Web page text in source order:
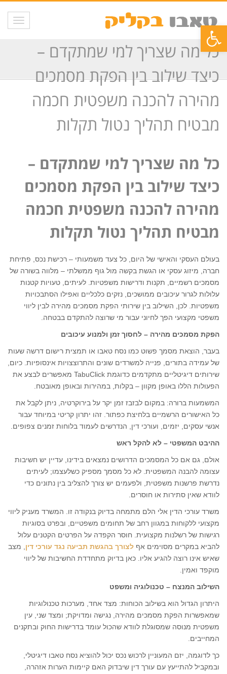
פתח סרגל נגישות
כל מה שצריך למי שמתקדם –
כיצד שילוב בין הפקת מסמכים
מהירה להכנה משפטית חכמה
מבטיח תהליך נטול תקלות
כל מה שצריך למי שמתקדם –
כיצד שילוב בין הפקת מסמכים
מהירה להכנה משפטית חכמה
מבטיח תהליך נטול תקלות
בעולם העסקי והאישי של היום, כל צעד משמעותי – רכישת נכס, פתיחת
חברה, מיזוג עסקי או הגשת בקשה מול גוף ממשלתי – מלווה בשורה של
מסמכים רשמיים, תקנות ודרישות משפטיות. לעיתים, טעויות קטנות
עלולות לגרור עיכובים ממושכים, נזקים כלכליים ואפילו הסתבכויות
משפטיות. לכן, השילוב בין שירותי הפקת מסמכים מהירה לבין ליווי
משפטי מקצועי הפך לחיוני עבור מי שרוצה להתקדם בבטחה.
הפקת מסמכים מהירה – לחסוך זמן ולמנוע עיכובים
בעבר, הוצאת מסמך פשוט כמו נסח טאבו או תמצית רישום דרשה שעות
של עמידה בתורים, פנייה למשרדים שונים והתרוצצויות אינסופיות. כיום,
שירותים דיגיטליים מתקדמים כדוגמת TabuClick מאפשרים לבצע את
הפעולות הללו באופן מקוון – בקלות, במהירות ובאופן מאובטח.
המשמעות ברורה: במקום לבזבז זמן יקר על בירוקרטיה, ניתן לקבל את
כל האישורים הרשמיים בלחיצת כפתור. זהו יתרון קריטי במיוחד עבור
אנשי עסקים, יזמים, ועורכי דין, הנדרשים לעמוד בלוחות זמנים צפופים.
ההיבט המשפטי – לא להקל ראש
אולם, גם אם כל המסמכים הדרושים נמצאים בידינו, עדיין יש חשיבות
עצומה להבנה המשפטית. לא כל מסמך מספיק כשלעצמו; לעיתים
נדרשת פרשנות משפטית, ולפעמים יש צורך להצליב בין נתונים כדי
לוודא שאין סתירות או חוסרים.
משרד עורכי הדין אלי הלם מתמחה בדיוק בנקודה זו. המשרד מעניק ליווי
מקצועי ללקוחות במגוון רחב של תחומים משפטיים, ובפרט בסוגיות
רגישות של רשלנות מקצועית. חוסר הקפדה על הפרטים הקטנים עלול
להביא במקרים מסוימים אף לצורך בהגשת תביעה נגד עורכי דין , מצב
שאיש אינו רוצה להגיע אליו. כאן בדיוק מתחדדת החשיבות של ליווי
מוקפד ואמין.
השילוב המנצח – טכנולוגיה ומשפט
היתרון הגדול הוא בשילוב הכוחות: מצד אחד, מערכות טכנולוגיות
שמאפשרות הפקת מסמכים מהירה, נגישה ומדויקת; ומצד שני, עין
משפטית מנוסה שמסוגלת לוודא שהכול עומד בדרישות החוק ובתקנים
המחייבים.
כך לדוגמה, יזם המעוניין לרכוש נכס יכול להוציא נסח טאבו דיגיטלי,
ובמקביל להתייעץ עם עורך דין שיבדוק האם קיימות הערות אזהרה,